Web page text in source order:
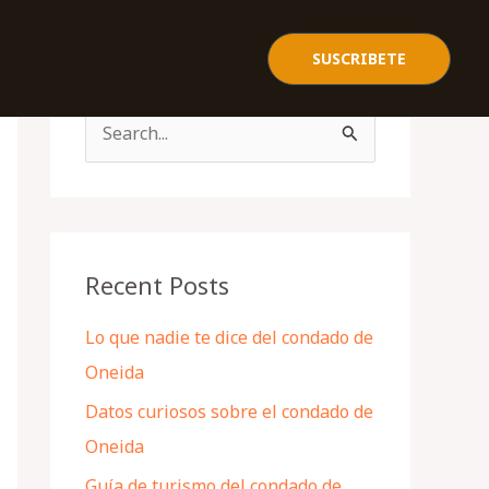
SUSCRIBETE
c
f
o
r
:
Recent Posts
Lo que nadie te dice del condado de
Oneida
Datos curiosos sobre el condado de
Oneida